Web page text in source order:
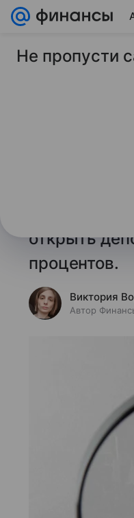
5 апреля 2025
Топ-8
на
открыть
процентов.
Виктория
Автор
Не пропусти